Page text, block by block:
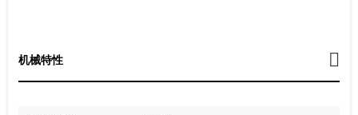
机械特性